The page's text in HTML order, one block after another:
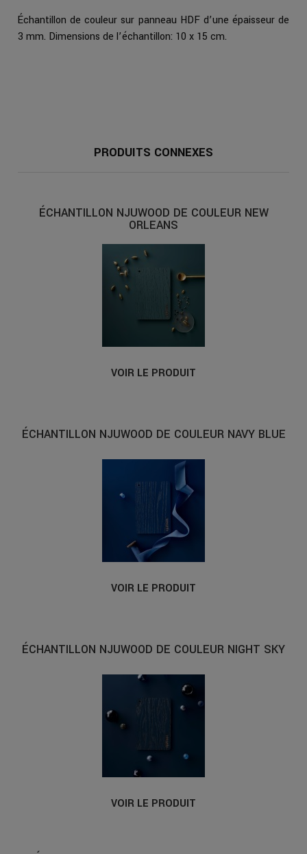
Échantillon de couleur sur panneau HDF d’une épaisseur de
3 mm. Dimensions de l’échantillon: 10 x 15 cm.
PRODUITS CONNEXES
ÉCHANTILLON NJUWOOD DE COULEUR NEW
ORLEANS
VOIR LE PRODUIT
ÉCHANTILLON NJUWOOD DE COULEUR NAVY BLUE
VOIR LE PRODUIT
ÉCHANTILLON NJUWOOD DE COULEUR NIGHT SKY
VOIR LE PRODUIT